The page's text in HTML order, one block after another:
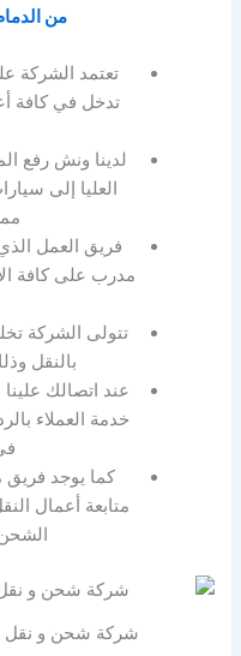
من
تعتمد الشركة
تدخل في كافة
لدينا ونش رفع
العليا إلى
فريق العمل
مدرب على كافة
تتولى الشركة
بالنقل
عند اتصالك
خدمة العملاء
كما يوجد فريق
متابعة أعمال
شركة شحن و نقل